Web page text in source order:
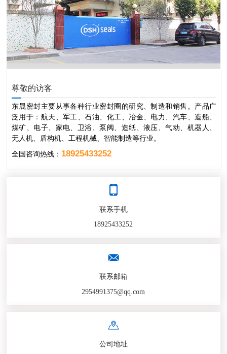
尊敬的访客
东晟密封主要从事各种行业密封圈的研究、制造和销售。产品广
泛用于：航天、军工、石油、化工、冶金、电力、汽车、造船、
煤矿、电子、家电、卫浴、泵阀、造纸、液压、气动、机器人、
无人机、盾构机、工程机械、智能制造等行业。
全国咨询热线： 18925433252
联系手机
18925433252
联系邮箱
2954991375@qq.com
公司地址